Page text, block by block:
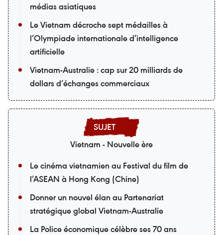
médias asiatiques
Le Vietnam décroche sept médailles à
l’Olympiade internationale d’intelligence
artificielle
Vietnam-Australie : cap sur 20 milliards de
dollars d’échanges commerciaux
Vietnam - Nouvelle ère
Le cinéma vietnamien au Festival du film de
l’ASEAN à Hong Kong (Chine)
Donner un nouvel élan au Partenariat
stratégique global Vietnam-Australie
La Police économique célèbre ses 70 ans